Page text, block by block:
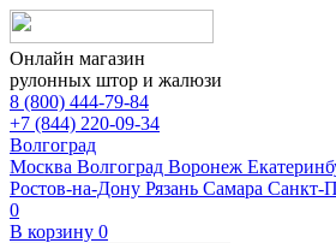
Онлайн магазин
рулонных штор и жалюзи
8 (800) 444-79-84
+7 (844) 220-09-34
Волгоград
Москва Волгоград Воронеж
Ростов-на-Дону Рязань Самара Санкт-
0
В корзину 0